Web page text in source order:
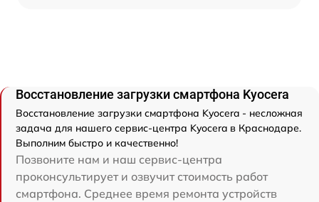
Восстановление загрузки смартфона Kyocera
Восстановление загрузки смартфона Kyocera - несложная
задача для нашего сервис-центра Kyocera в Краснодаре.
Выполним быстро и качественно!
Позвоните нам и наш сервис-центра
проконсультирует и озвучит стоимость работ
смартфона. Среднее время ремонта устройств